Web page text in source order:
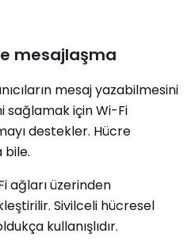
mesajlaşma
mesaj yazabilmesini
sağlamak için Wi-Fi
destekler. Hücre
bile.
ağları üzerinden
Sivilceli hücresel
kullanışlıdır.